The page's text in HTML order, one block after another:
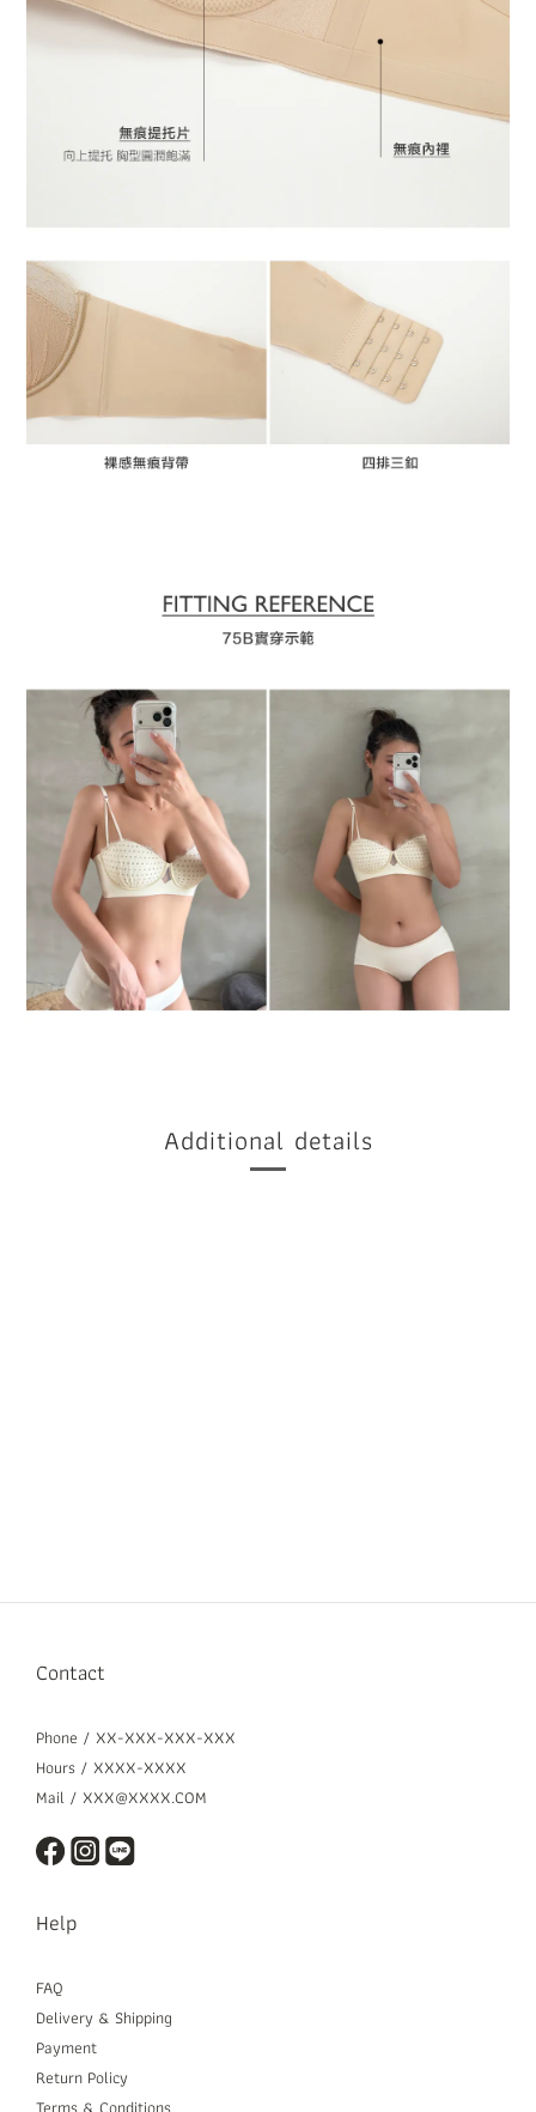
Additional details
Contact
Phone / XX-XXX-XXX-XXX
Hours / XXXX-XXXX
Mail / XXX@XXXX.COM
Help
FAQ
Delivery & Shipping
Payment
Return Policy
Terms & Conditions